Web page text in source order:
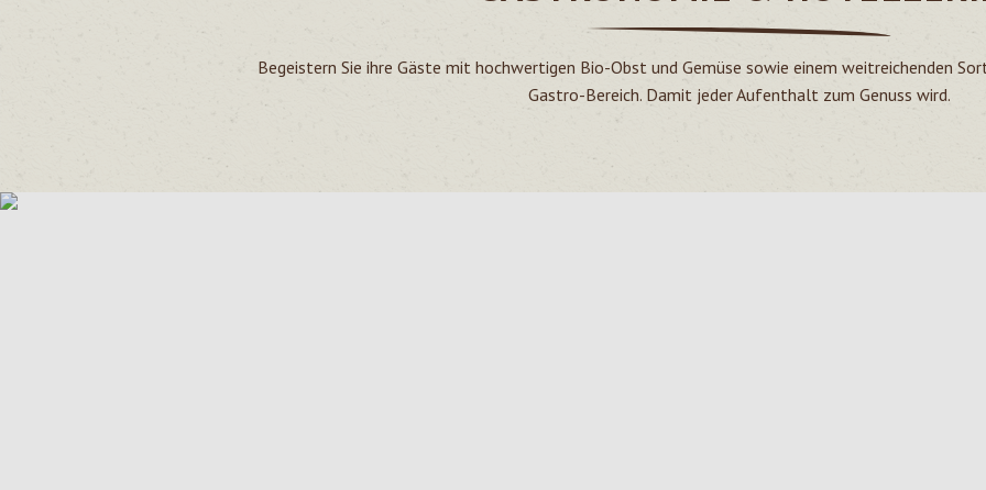
Begeistern Sie ihre Gäste mit hochwertigen Bio-Obst und Gemüse sowie einem weitreichenden
Gastro-Bereich. Damit jeder Aufenthalt zum Genuss wird.